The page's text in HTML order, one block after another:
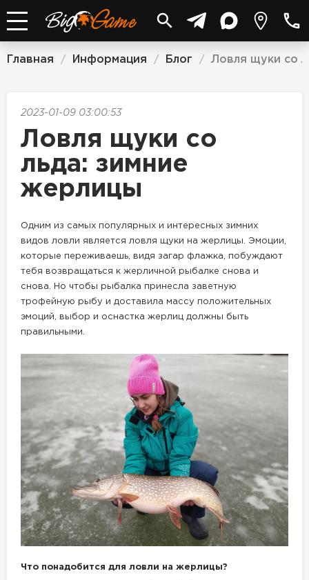
Главная / Информация / Блог / Ловля щуки со
2023-01-09 03:00:53
Ловля щуки со
льда: зимние
жерлицы
Одним из самых популярных и интересных зимних
видов ловли является ловля щуки на жерлицы. Эмоции,
которые переживаешь, видя загар флажка, побуждают
тебя возвращаться к жерличной рыбалке снова и
снова. Но чтобы рыбалка принесла заветную
трофейную рыбу и доставила массу положительных
эмоций, выбор и оснастка жерлиц должны быть
правильными.
Что понадобится для ловли на жерлицы?